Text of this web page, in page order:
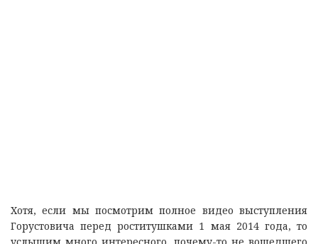
Хотя, если мы посмотрим полное видео выступления
Горустовича перед роститушками 1 мая 2014 года, то